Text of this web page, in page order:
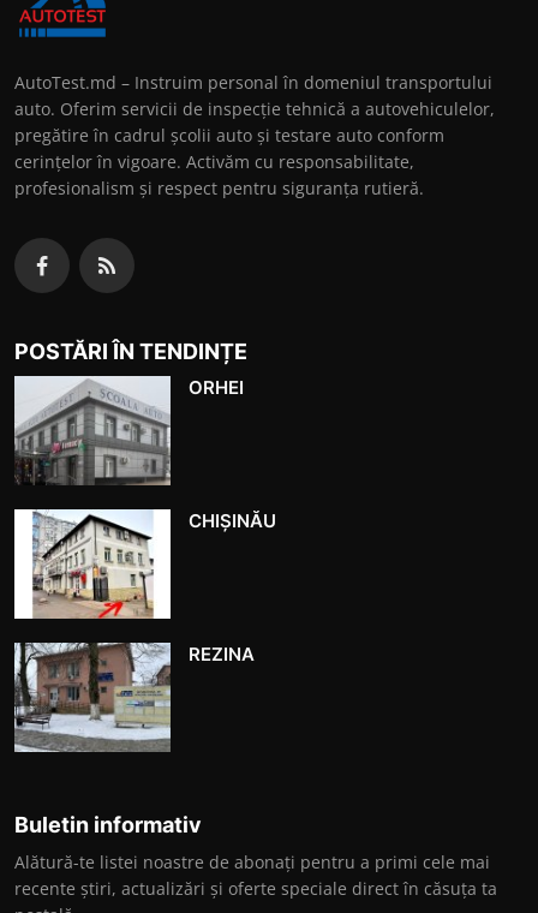
AutoTest.md – Instruim personal în domeniul transportului
auto. Oferim servicii de inspecție tehnică a autovehiculelor,
pregătire în cadrul școlii auto și testare auto conform
cerințelor în vigoare. Activăm cu responsabilitate,
profesionalism și respect pentru siguranța rutieră.
POSTĂRI ÎN TENDINȚE
ORHEI
CHIȘINĂU
REZINA
Buletin informativ
Alătură-te listei noastre de abonați pentru a primi cele mai
recente știri, actualizări și oferte speciale direct în căsuța ta